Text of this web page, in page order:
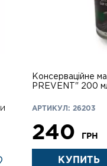
Консерваційне
PREVENT" 200
АРТИКУЛ: 26203
240 ГРН
КУПИТЬ